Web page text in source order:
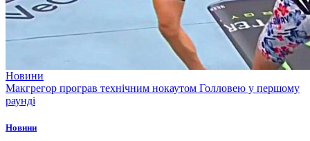
Новини
Макгрегор програв технічним нокаутом Голловею у першому
раунді
Новини